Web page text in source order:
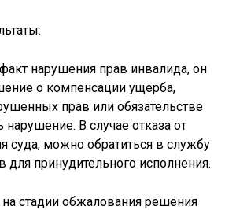
нарушения прав инвалида, он
о компенсации ущерба,
прав или обязательстве
нарушение. В случае отказа от
суда, можно обратиться в службу
для принудительного исполнения.
стадии обжалования решения